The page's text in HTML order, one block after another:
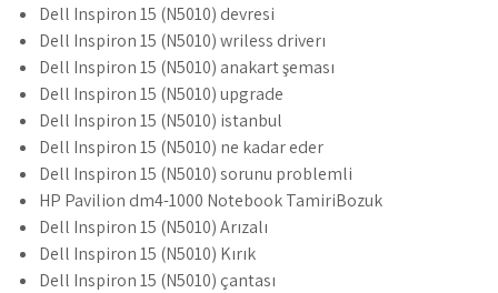
Dell Inspiron 15 (N5010) devresi
Dell Inspiron 15 (N5010) wriless driverı
Dell Inspiron 15 (N5010) anakart şeması
Dell Inspiron 15 (N5010) upgrade
Dell Inspiron 15 (N5010) istanbul
Dell Inspiron 15 (N5010) ne kadar eder
Dell Inspiron 15 (N5010) sorunu problemli
HP Pavilion dm4-1000 Notebook TamiriBozuk
Dell Inspiron 15 (N5010) Arızalı
Dell Inspiron 15 (N5010) Kırık
Dell Inspiron 15 (N5010) çantası